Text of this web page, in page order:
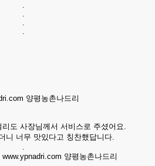
.
.
.
.
도 사장님께서 서비스로 주셨어요.
니 너무 맛있다고 칭찬했답니다.
.